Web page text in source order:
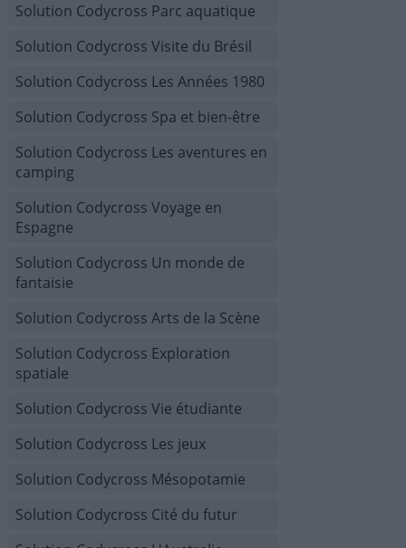
Solution Codycross Parc aquatique
Solution Codycross Visite du Brésil
Solution Codycross Les Années 1980
Solution Codycross Spa et bien-être
Solution Codycross Les aventures en
camping
Solution Codycross Voyage en
Espagne
Solution Codycross Un monde de
fantaisie
Solution Codycross Arts de la Scène
Solution Codycross Exploration
spatiale
Solution Codycross Vie étudiante
Solution Codycross Les jeux
Solution Codycross Mésopotamie
Solution Codycross Cité du futur